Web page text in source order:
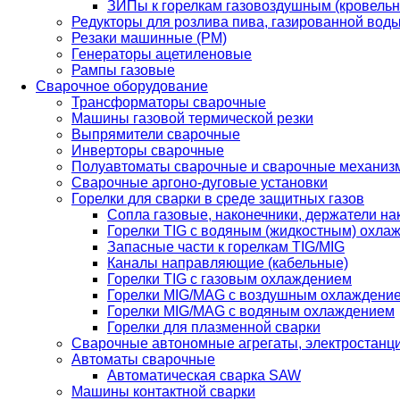
ЗИПы к горелкам газовоздушным
Редукторы для розлива пива, газированной
Резаки машинные (РМ)
Генераторы ацетиленовые
Рампы газовые
Сварочное оборудование
Трансформаторы сварочные
Машины газовой термической резки
Выпрямители сварочные
Инверторы сварочные
Полуавтоматы сварочные и сварочные
Сварочные аргоно-дуговые установки
Горелки для сварки в среде защитных газов
Сопла газовые, наконечники, держатели
Горелки TIG с водяным (жидкостным)
Запасные части к горелкам TIG/MIG
Каналы направляющие (кабельные)
Горелки TIG с газовым охлаждением
Горелки MIG/MAG с воздушным
Горелки MIG/MAG с водяным охлаждением
Горелки для плазменной сварки
Сварочные автономные агрегаты,
Автоматы сварочные
Автоматическая сварка SAW
Машины контактной сварки